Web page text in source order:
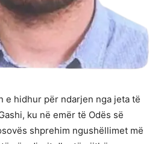
e hidhur për ndarjen nga jeta të
ku në emër të Odës së
shprehim ngushëllimet më